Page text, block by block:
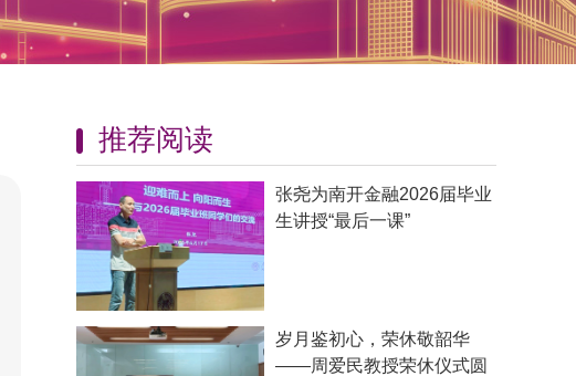
推荐阅读
张尧为南开金融2026届毕业
生讲授“最后一课”
岁月鉴初心，荣休敬韶华
——周爱民教授荣休仪式圆